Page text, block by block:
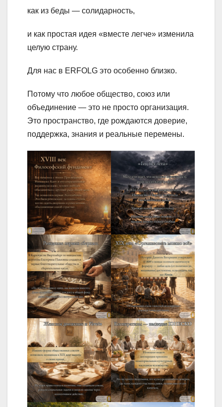
как из беды — солидарность,
и как простая идея «вместе легче» изменила
целую страну.
Для нас в ERFOLG это особенно близко.
Потому что любое общество, союз или
объединение — это не просто организация.
Это пространство, где рождаются доверие,
поддержка, знания и реальные перемены.